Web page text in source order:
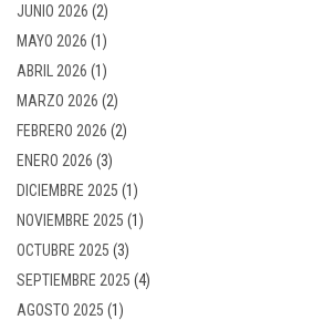
JUNIO 2026 (2)
MAYO 2026 (1)
ABRIL 2026 (1)
MARZO 2026 (2)
FEBRERO 2026 (2)
ENERO 2026 (3)
DICIEMBRE 2025 (1)
NOVIEMBRE 2025 (1)
OCTUBRE 2025 (3)
SEPTIEMBRE 2025 (4)
AGOSTO 2025 (1)